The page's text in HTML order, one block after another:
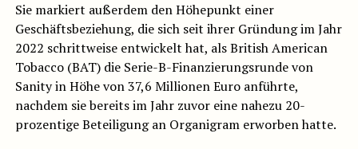
Sie markiert außerdem den Höhepunkt einer
Geschäftsbeziehung, die sich seit ihrer Gründung im Jahr
2022 schrittweise entwickelt hat, als British American
Tobacco (BAT) die Serie-B-Finanzierungsrunde von
Sanity in Höhe von 37,6 Millionen Euro anführte,
nachdem sie bereits im Jahr zuvor eine nahezu 20-
prozentige Beteiligung an Organigram erworben hatte.